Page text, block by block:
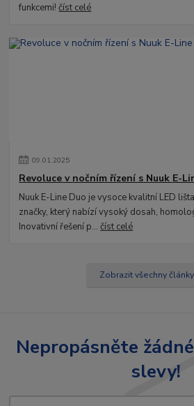
funkcemi!číst celé
09.01.2025
Revoluce v nočním řízení s Nuuk E-
Nuuk E-Line Duo je vysoce kvalitní LED
značky, který nabízí vysoký dosah,
Inovativní řešení p...číst celé
Zobrazit všechny články
Nepropásněte
slevy!